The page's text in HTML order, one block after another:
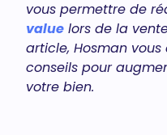
vous permettre de
value lors de la
article, Hosman
conseils pour
votre bien.